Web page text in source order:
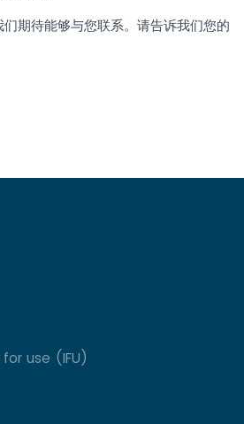
期待能够与您联系。请告诉我们您的
use (IFU)